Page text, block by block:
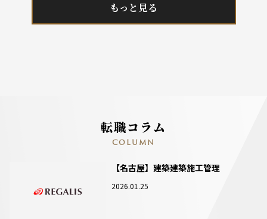
もっと見る
転職コラム
COLUMN
【名古屋】建築建築施工管理
2026.01.25